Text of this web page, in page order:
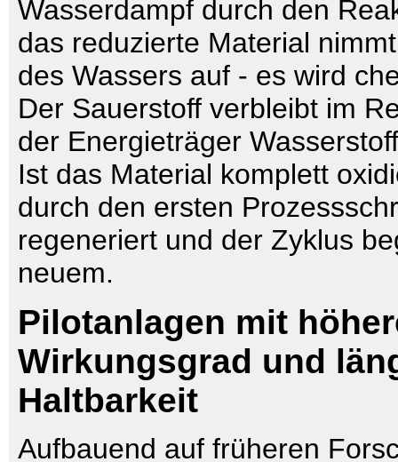
Wasserdampf durch den
das reduzierte Material
des Wassers auf - es wird
Der Sauerstoff verbleibt im
der Energieträger
Ist das Material komplett
durch den ersten
regeneriert und der Zyklus
neuem.
Pilotanlagen mit
Wirkungsgrad und
Haltbarkeit
Aufbauend auf früheren